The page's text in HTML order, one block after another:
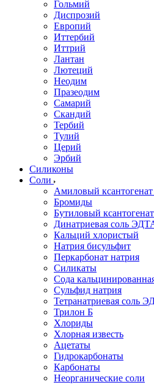
Гольмий
Диспрозий
Европий
Иттербий
Иттрий
Лантан
Лютеций
Неодим
Празеодим
Самарий
Скандий
Тербий
Тулий
Церий
Эрбий
Силиконы
Соли
Амиловый ксантогенат
Бромиды
Бутиловый
Динатриевая соль
Кальций хлористый
Натрия бисульфит
Перкарбонат натрия
Силикаты
Сода
Сульфид натрия
Тетранатриевая соль
Трилон Б
Хлориды
Хлорная известь
Ацетаты
Гидрокарбонаты
Карбонаты
Неорганические соли